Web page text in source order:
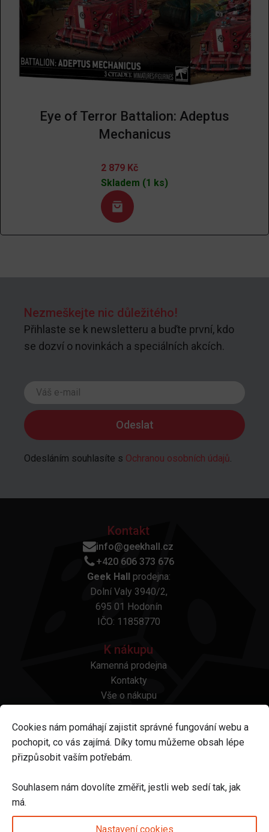
Eye of Terror Battalion: Adeptus
Mechanicus
2 879 Kč
Skladem (1 ks)
Nezmeškejte nic důležitého!
Přihlaste se k newsletteru a buďte první, kdo
se dozví o novinkách a speciálních akcích.
Odesláním souhlasíte s Ochranou osobních údajů
Kontakt
info@geekhall.cz
+420 606 373 676
Geek Hall prodejna:
Dolní Valy 3940/2,
695 01 Hodonín
IČO: 11858770
K nákupu
Kamenná prodejna
Kontakty
Vše o nákupu
Platba a doprava
Reklamace a vrácení
Obchodní podmínky
Odstoupení od smlouvy
Sledujte nás na
Cookies nám pomáhají zajistit správné fungování webu a
pochopit, co vás zajímá. Díky tomu můžeme obsah lépe
přizpůsobit vaším potřebám.
Souhlasem nám dovolíte změřit, jestli web sedí tak, jak
má.
Nastavení cookies